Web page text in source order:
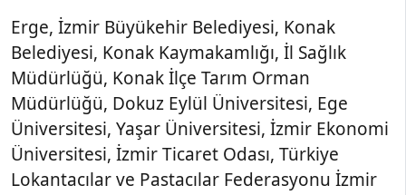
Erge, İzmir Büyükehir Belediyesi, Konak
Belediyesi, Konak Kaymakamlığı, İl Sağlık
Müdürlüğü, Konak İlçe Tarım Orman
Müdürlüğü, Dokuz Eylül Üniversitesi, Ege
Üniversitesi, Yaşar Üniversitesi, İzmir Ekonomi
Üniversitesi, İzmir Ticaret Odası, Türkiye
Lokantacılar ve Pastacılar Federasyonu İzmir